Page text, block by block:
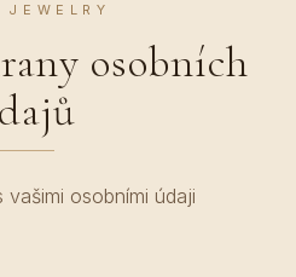
JEWELRY
osobních
vašimi osobními údaji